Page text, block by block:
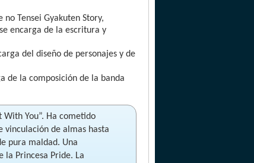
Tensei Gyakuten Story,
encarga de la escritura y
del diseño de personajes y de
de la composición de la banda
You”. Ha cometido
vinculación de almas hasta
pura maldad. Una
la Princesa Pride. La